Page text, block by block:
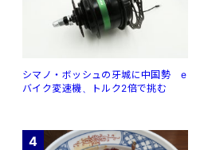
シマノ・ボッシュの牙城に中国勢 e
バイク変速機、トルク2倍で挑む
4